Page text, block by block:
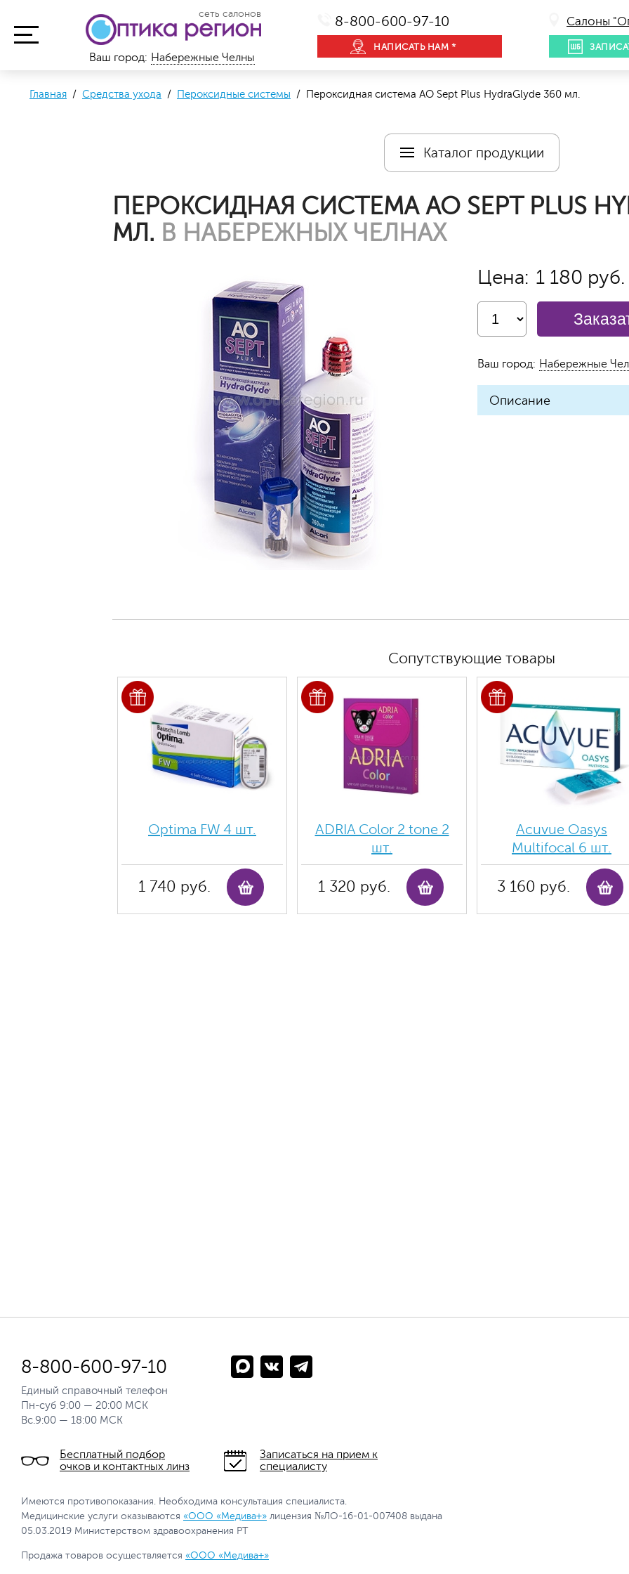
сеть салонов 8-800-600-97-10
НАПИСАТЬ НАМ *
Салоны
Ваш город: Набережные Челны
Главная / Средства ухода / Пероксидные системы / Пероксидная система AO Sept Plus HydraGlyde 360 мл.
Каталог продукции
ПЕРОКСИДНАЯ СИСТЕМА AO SEPT PLUS
МЛ. В НАБЕРЕЖНЫХ ЧЕЛНАХ
Цена: 1 180 руб.
Ваш город: Набережные
Описание
Сопутствующие товары
Optima FW 4 шт.
1 740 руб.
ADRIA Color 2 tone 2
шт.
1 320 руб.
Acuvue Oasys
Multifocal 6 шт.
3 160 руб.
8-800-600-97-10
Единый справочный телефон
Пн-суб 9:00 — 20:00 МСК
Вс.9:00 — 18:00 МСК
Бесплатный подбор
очков и контактных линз
Записаться на прием к
специалисту
Имеются противопоказания. Необходима консультация специалиста.
Медицинские услуги оказываются «ООО «Медива+» лицензия №ЛО-16-01-007408 выдана
05.03.2019 Министерством здравоохранения РТ
Продажа товаров осуществляется «ООО «Медива+»